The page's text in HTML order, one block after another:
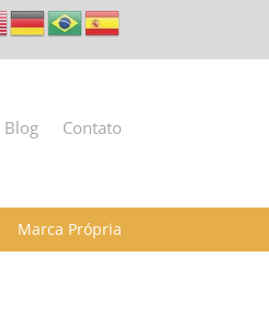
Blog Contato
Marca Própria